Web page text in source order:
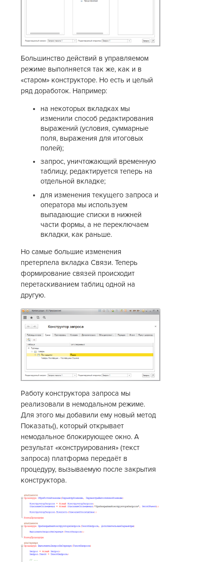
Большинство действий в управляемом
режиме выполняется так же, как и в
«старом» конструкторе. Но есть и целый
ряд доработок. Например:
на некоторых вкладках мы
изменили способ редактирования
выражений (условия, суммарные
поля, выражения для итоговых
полей);
запрос, уничтожающий временную
таблицу, редактируется теперь на
отдельной вкладке;
для изменения текущего запроса и
оператора мы используем
выпадающие списки в нижней
части формы, а не переключаем
вкладки, как раньше.
Но самые большие изменения
претерпела вкладка Связи. Теперь
формирование связей происходит
перетаскиванием таблиц одной на
другую.
Работу конструктора запроса мы
реализовали в немодальном режиме.
Для этого мы добавили ему новый метод
Показать(), который открывает
немодальное блокирующее окно. А
результат «конструирования» (текст
запроса) платформа передаёт в
процедуру, вызываемую после закрытия
конструктора.